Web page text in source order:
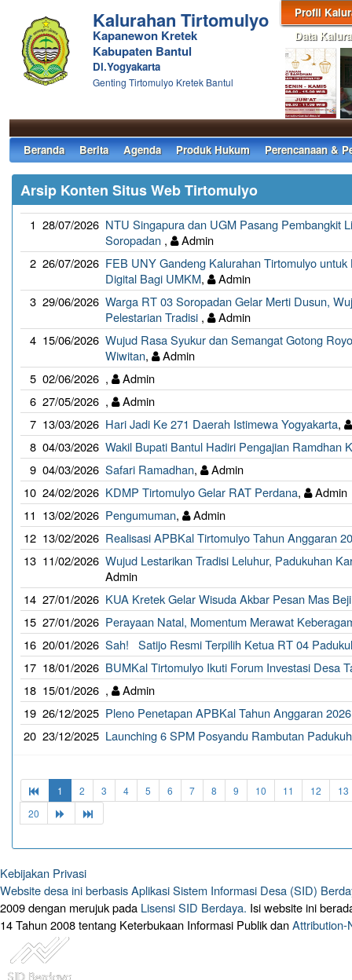
Profil
Data
Kalurahan Tirtomulyo
Kapanewon Kretek
Kabupaten Bantul
DI.Yogyakarta
Genting Tirtomulyo Kretek Bantul
Beranda Berita Agenda Produk Hukum Perencanaan &
Arsip Konten Situs Web Tirtomulyo
1 28/07/2026 NTU Singapura dan UGM Pasang Pembangkit
Soropadan ,
Admin
2 26/07/2026 FEB UNY Gandeng Kalurahan Tirtomulyo
Digital Bagi UMKM,
Admin
3 29/06/2026 Warga RT 03 Soropadan Gelar Merti Dusun,
Pelestarian Tradisi ,
Admin
4 15/06/2026 Wujud Rasa Syukur dan Semangat Gotong
Wiwitan,
Admin
5 02/06/2026 ,
Admin
6 27/05/2026 ,
Admin
7 13/03/2026 Hari Jadi Ke 271 Daerah Istimewa Yogyakarta,
8 04/03/2026 Wakil Bupati Bantul Hadiri Pengajian Ramdhan
9 04/03/2026 Safari Ramadhan,
Admin
10 24/02/2026 KDMP Tirtomulyo Gelar RAT Perdana,
Admin
11 13/02/2026 Pengumuman,
Admin
12 13/02/2026 Realisasi APBKal Tirtomulyo Tahun Anggaran
13 11/02/2026 Wujud Lestarikan Tradisi Leluhur, Padukuhan
Admin
14 27/01/2026 KUA Kretek Gelar Wisuda Akbar Pesan Mas
15 27/01/2026 Perayaan Natal, Momentum Merawat
16 20/01/2026 Sah! Satijo Resmi Terpilih Ketua RT 04
17 18/01/2026 BUMKal Tirtomulyo Ikuti Forum Investasi Desa
18 15/01/2026 ,
Admin
19 26/12/2025 Pleno Penetapan APBKal Tahun Anggaran 2026
20 23/12/2025 Launching 6 SPM Posyandu Rambutan
1 2 3 4 5 6 7 8 9 10 11 12
13
20
Kebijakan Privasi
Website desa ini berbasisAplikasi Sistem Informasi Desa (SID)
2009 dengan merujuk pada Lisensi SID Berdaya. Isi website ini
14 Tahun 2008 tentang Keterbukaan Informasi Publik danAttribution-